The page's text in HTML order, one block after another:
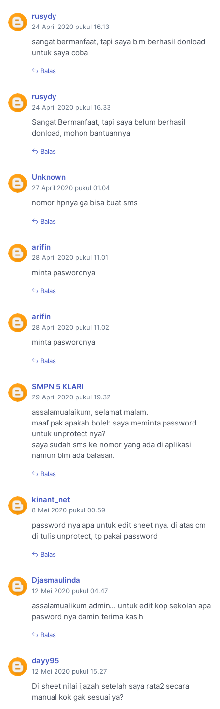
rusydy
24 April 2020 pukul 16.13
sangat bermanfaat, tapi saya blm berhasil donload
untuk saya coba
Balas
rusydy
24 April 2020 pukul 16.33
Sangat Bermanfaat, tapi saya belum berhasil
donload, mohon bantuannya
Balas
Unknown
27 April 2020 pukul 01.04
nomor hpnya ga bisa buat sms
Balas
arifin
28 April 2020 pukul 11.01
minta paswordnya
Balas
arifin
28 April 2020 pukul 11.02
minta paswordnya
Balas
SMPN 5 KLARI
29 April 2020 pukul 19.32
assalamualaikum, selamat malam.
maaf pak apakah boleh saya meminta password
untuk unprotect nya?
saya sudah sms ke nomor yang ada di aplikasi
namun blm ada balasan.
Balas
kinant_net
8 Mei 2020 pukul 00.59
password nya apa untuk edit sheet nya. di atas cm
di tulis unprotect, tp pakai password
Balas
Djasmaulinda
12 Mei 2020 pukul 04.47
assalamualikum admin... untuk edit kop sekolah apa
pasword nya damin terima kasih
Balas
dayy95
12 Mei 2020 pukul 15.27
Di sheet nilai ijazah setelah saya rata2 secara
manual kok gak sesuai ya?